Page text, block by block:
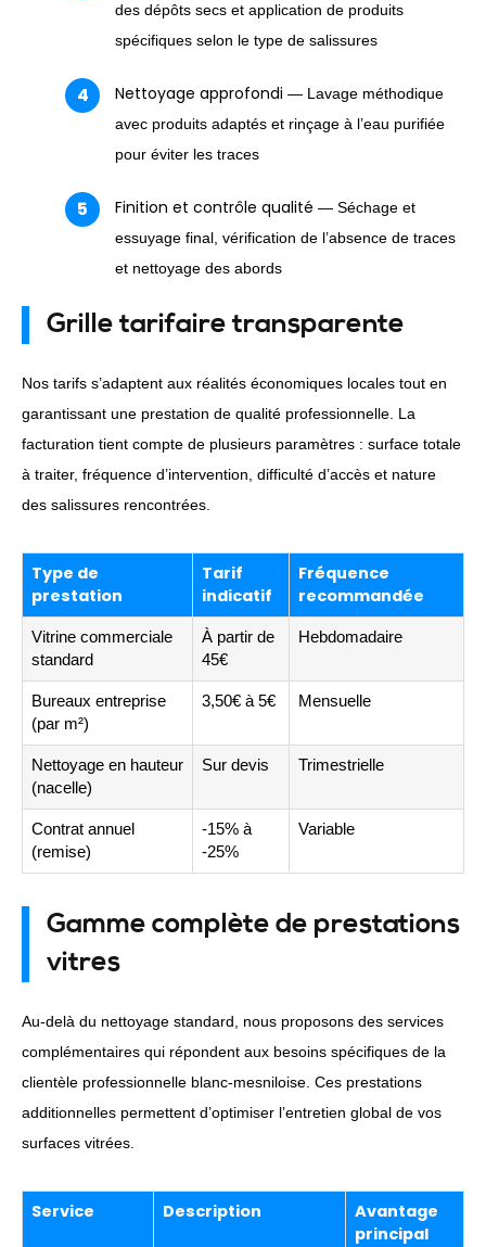
des dépôts secs et application de produits
spécifiques selon le type de salissures
Nettoyage approfondi — Lavage méthodique
avec produits adaptés et rinçage à l’eau purifiée
pour éviter les traces
Finition et contrôle qualité — Séchage et
essuyage final, vérification de l’absence de traces
et nettoyage des abords
Grille tarifaire transparente
Nos tarifs s’adaptent aux réalités économiques locales tout en
garantissant une prestation de qualité professionnelle. La
facturation tient compte de plusieurs paramètres : surface totale
à traiter, fréquence d’intervention, difficulté d’accès et nature
des salissures rencontrées.
Type de
prestation
Tarif
indicatif
Fréquence
recommandée
Vitrine commerciale
standard
À partir de
45€
Hebdomadaire
Bureaux entreprise
(par m²)
3,50€ à 5€ Mensuelle
Nettoyage en hauteur
(nacelle)
Sur devis Trimestrielle
Contrat annuel
(remise)
-15% à
-25%
Variable
Gamme complète de prestations
vitres
Au-delà du nettoyage standard, nous proposons des services
complémentaires qui répondent aux besoins spécifiques de la
clientèle professionnelle blanc-mesniloise. Ces prestations
additionnelles permettent d’optimiser l’entretien global de vos
surfaces vitrées.
Service Description
Avantage
principal